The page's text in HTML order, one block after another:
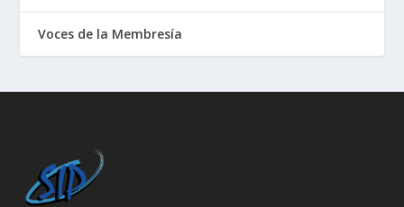
Voces de la Membresía